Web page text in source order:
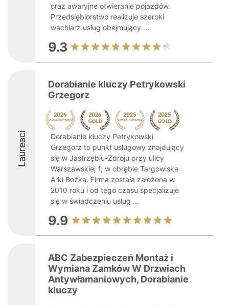
oraz awaryjne otwieranie pojazdów.
Przedsiębiorstwo realizuje szeroki
wachlarz usług obejmujący ...
9.3
Laureaci
Dorabianie kluczy Petrykowski
Grzegorz
Dorabianie kluczy Petrykowski
Grzegorz to punkt usługowy znajdujący
się w Jastrzębiu-Zdroju przy ulicy
Warszawskiej 1, w obrębie Targowiska
Arki Bożka. Firma została założona w
2010 roku i od tego czasu specjalizuje
się w świadczeniu usług ...
9.9
ABC Zabezpieczeń Montaż i
Wymiana Zamków W Drzwiach
Antywłamaniowych, Dorabianie
kluczy